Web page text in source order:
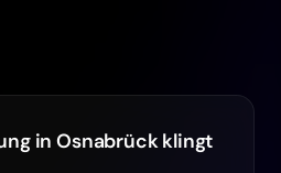
in Osnabrück klingt